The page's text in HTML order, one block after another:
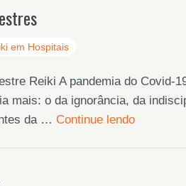
em Hospitais
Reiki A pandemia do Covid-
mais: o da ignorância, da
da … Continue lendo